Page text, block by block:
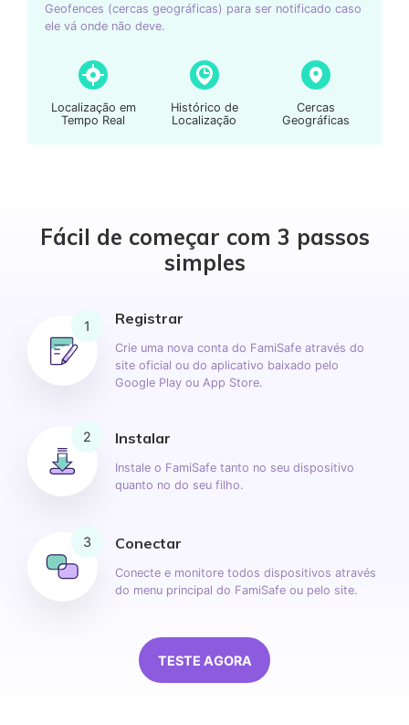
Geofences (cercas geográficas) para ser notificado caso
ele vá onde não deve.
Localização em
Tempo Real
Histórico de
Localização
Cercas
Geográficas
Fácil de começar com 3 passos
simples
1 Registrar
Crie uma nova conta do FamiSafe através do
site oficial ou do aplicativo baixado pelo
Google Play ou App Store.
2 Instalar
Instale o FamiSafe tanto no seu dispositivo
quanto no do seu filho.
3 Conectar
Conecte e monitore todos dispositivos através
do menu principal do FamiSafe ou pelo site.
TESTE AGORA